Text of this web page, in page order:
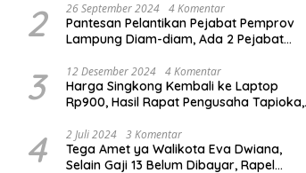
2 26 September 2024 4 Komentar
Pantesan Pelantikan Pejabat Pemprov
Lampung Diam-diam, Ada 2 Pejabat
3 12 Desember 2024 4 Komentar
Harga Singkong Kembali ke Laptop
Rp900, Hasil Rapat Pengusaha Tapioka,
Lampung
4 2 Juli 2024 3 Komentar
Tega Amet ya Walikota Eva Dwiana,
Selain Gaji 13 Belum Dibayar, Rapel